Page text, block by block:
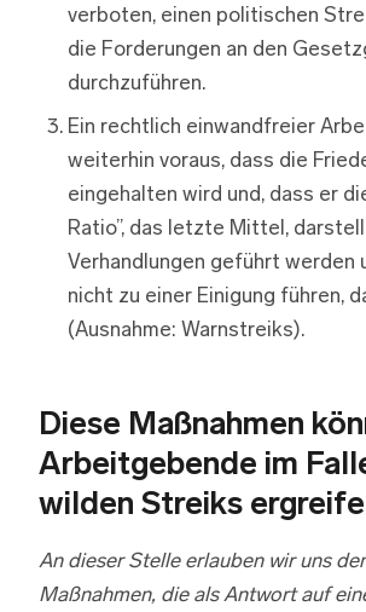
verboten, einen politischen
die Forderungen an den
durchzuführen.
Ein rechtlich einwandfreier
weiterhin voraus, dass die
eingehalten wird und, dass er
Ratio”, das letzte Mittel,
Verhandlungen geführt werden
nicht zu einer Einigung führen,
(Ausnahme: Warnstreiks).
Diese Maßnahmen
Arbeitgebende im
wilden Streiks
An dieser Stelle erlauben wir uns
Maßnahmen, die als Antwort auf